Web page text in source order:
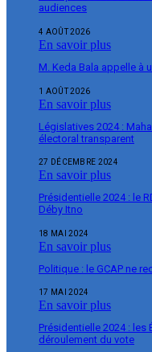
audiences
4 AOÛT 2026
En savoir plus
M. Keda Bala appelle à
1 AOÛT 2026
En savoir plus
Législatives 2024 :
électoral transparent
27 DÉCEMBRE 2024
En savoir plus
Présidentielle 2024 : le
Déby Itno
18 MAI 2024
En savoir plus
Politique : le GCAP ne
17 MAI 2024
En savoir plus
Présidentielle 2024 : les
déroulement du vote